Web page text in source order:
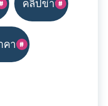
คลิปข่าว
คาร